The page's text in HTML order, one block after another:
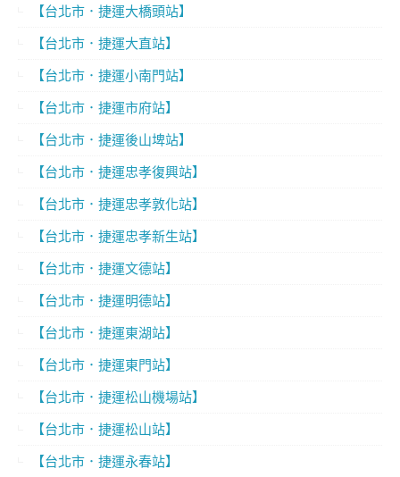
【台北市．捷運大橋頭站】
【台北市．捷運大直站】
【台北市．捷運小南門站】
【台北市．捷運市府站】
【台北市．捷運後山埤站】
【台北市．捷運忠孝復興站】
【台北市．捷運忠孝敦化站】
【台北市．捷運忠孝新生站】
【台北市．捷運文德站】
【台北市．捷運明德站】
【台北市．捷運東湖站】
【台北市．捷運東門站】
【台北市．捷運松山機場站】
【台北市．捷運松山站】
【台北市．捷運永春站】